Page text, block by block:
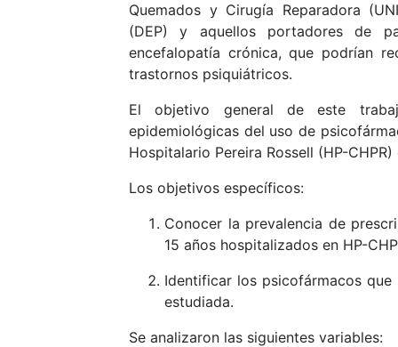
Quemados y Cirugía Reparadora
(DEP) y aquellos portadores de
encefalopatía crónica, que podrían
trastornos psiquiátricos.
El objetivo general de este
epidemiológicas del uso de
Hospitalario Pereira Rossell (HP-
Los objetivos específicos:
Conocer la prevalencia de
15 años hospitalizados en HP-
Identificar los psicofármacos
estudiada.
Se analizaron las siguientes variables: